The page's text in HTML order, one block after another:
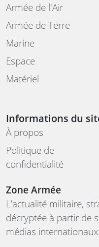
Armée de l'Air
Armée de Terre
Marine
Espace
Matériel
Informations du
À propos
Politique de
confidentialité
Zone Armée
L’actualité militaire,
décryptée à partir de
médias internationaux.